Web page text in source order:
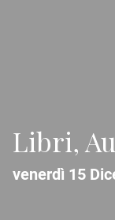
Libri,
venerdì 15